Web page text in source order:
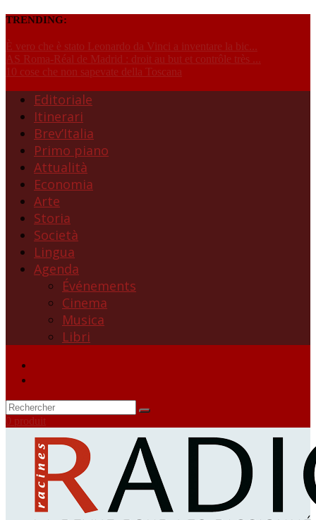
TRENDING:
È vero che è stato Leonardo da Vinci a inventare la bic...
AS Roma-Réal de Madrid : droit au but et contrôle très ...
10 cose che non sapevate della Toscana
Editoriale
Itinerari
Brev’Italia
Primo piano
Attualità
Economia
Arte
Storia
Società
Lingua
Agenda
Événements
Cinema
Musica
Libri
0 produit